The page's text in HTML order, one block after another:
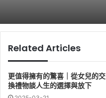
Related Articles
更值得擁有的驚喜｜從女兒的交
換禮物談人生的選擇與放下